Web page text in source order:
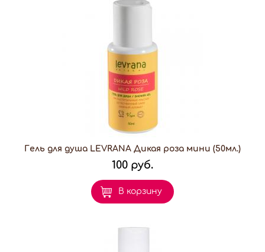
Гель для душа LEVRANA Дикая роза мини (50мл.)
100 руб.
В корзину